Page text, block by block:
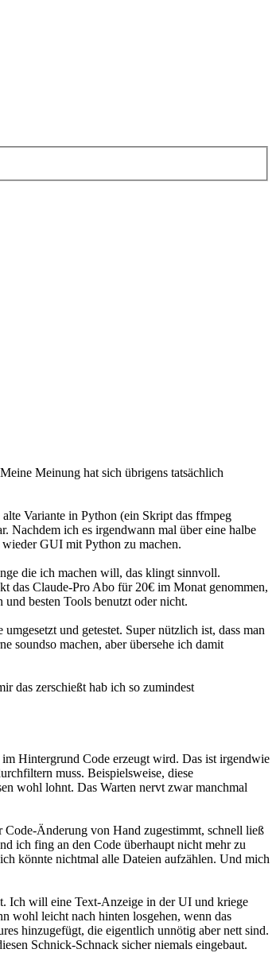
Meinung hat sich übrigens tatsächlich
Variante in Python (ein Skript das ffmpeg
Nachdem ich es irgendwann mal über eine halbe
GUI mit Python zu machen.
die ich machen will, das klingt sinnvoll.
das Claude-Pro Abo für 20€ im Monat genommen,
besten Tools benutzt oder nicht.
und getestet. Super nützlich ist, dass man
soundso machen, aber übersehe ich damit
das zerschießt hab ich so zumindest
Hintergrund Code erzeugt wird. Das ist irgendwie
muss. Beispielsweise, diese
wohl lohnt. Das Warten nervt zwar manchmal
Änderung von Hand zugestimmt, schnell ließ
ich fing an den Code überhaupt nicht mehr zu
könnte nichtmal alle Dateien aufzählen. Und mich
Ich will eine Text-Anzeige in der UI und kriege
wohl leicht nach hinten losgehen, wenn das
hinzugefügt, die eigentlich unnötig aber nett sind.
Schnick-Schnack sicher niemals eingebaut.